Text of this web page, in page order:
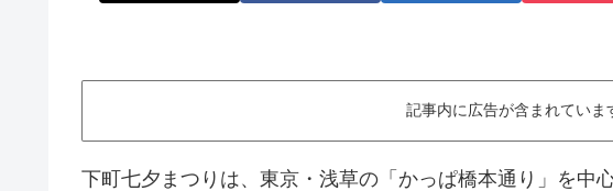
記事内に広告が含まれていま
下町七夕まつりは、東京・浅草の「かっぱ橋本通り」を中